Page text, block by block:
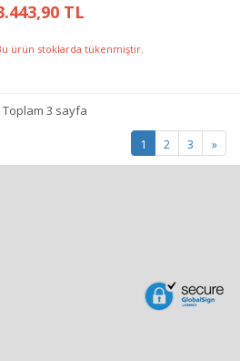
TL
ürün stoklarda tükenmiştir.
3 sayfa
1 2 3 »